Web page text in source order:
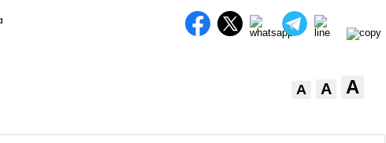
A A A